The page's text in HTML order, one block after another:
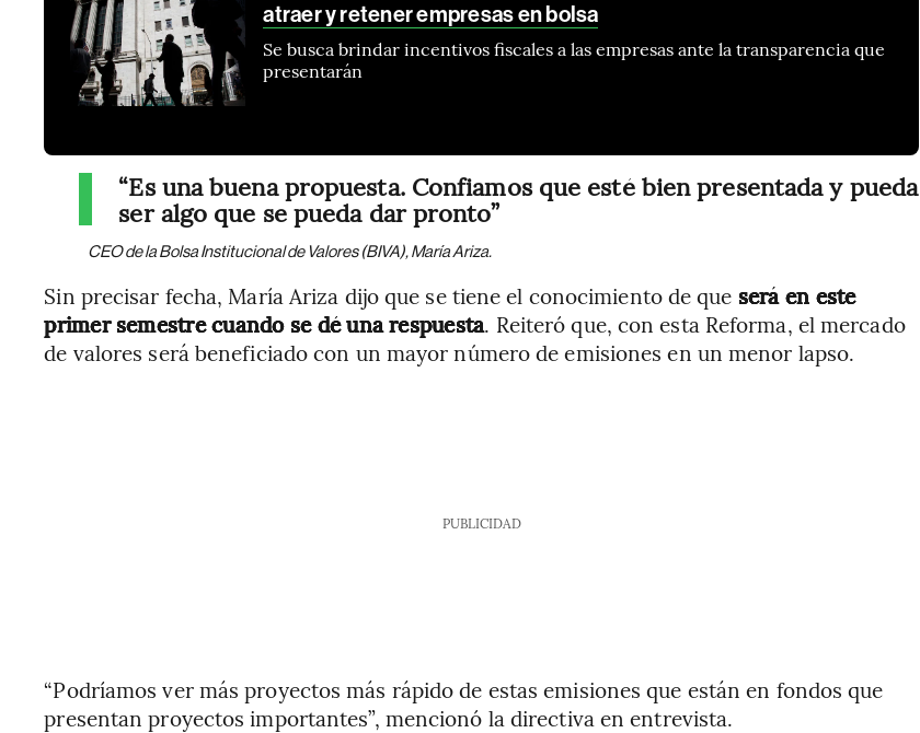
atraer y retener empresas en bolsa
Se busca brindar incentivos fiscales a las empresas ante la transparencia que
presentarán
“Es una buena propuesta. Confiamos que esté bien presentada y pueda
ser algo que se pueda dar pronto”
CEO de la Bolsa Institucional de Valores (BIVA), María Ariza.
Sin precisar fecha, María Ariza dijo que se tiene el conocimiento de que será en este
primer semestre cuando se dé una respuesta. Reiteró que, con esta Reforma, el mercado
de valores será beneficiado con un mayor número de emisiones en un menor lapso.
PUBLICIDAD
“Podríamos ver más proyectos más rápido de estas emisiones que están en fondos que
presentan proyectos importantes”, mencionó la directiva en entrevista.